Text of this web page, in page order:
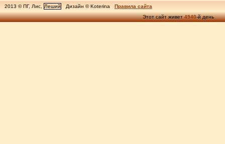
2013 © ПГ, Лис, Леший Дизайн © Koterina
Правила сайта
Этот сайт живет4940-й день